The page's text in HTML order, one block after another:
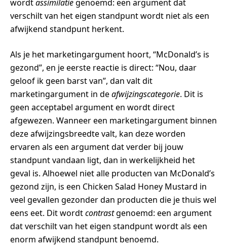
wordtassimilatiegenoemd: een argument dat
verschilt van het eigen standpunt wordt niet als een
afwijkend standpunt herkent.
Als je het marketingargument hoort, “McDonald’s is
gezond”, en je eerste reactie is direct: “Nou, daar
geloof ik geen barst van”, dan valt dit
marketingargument in deafwijzingscategorie. Dit is
geen acceptabel argument en wordt direct
afgewezen. Wanneer een marketingargument binnen
deze afwijzingsbreedte valt, kan deze worden
ervaren als een argument dat verder bij jouw
standpunt vandaan ligt, dan in werkelijkheid het
geval is. Alhoewel niet alle producten van McDonald’s
gezond zijn, is een Chicken Salad Honey Mustard in
veel gevallen gezonder dan producten die je thuis wel
eens eet. Dit wordtcontrastgenoemd: een argument
dat verschilt van het eigen standpunt wordt als een
enorm afwijkend standpunt benoemd.